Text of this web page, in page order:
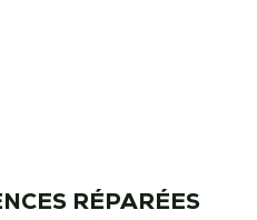
RÉPARÉES